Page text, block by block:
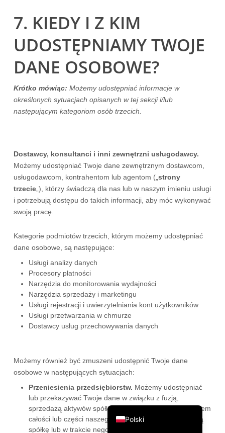
7. KIEDY I Z KIM
UDOSTĘPNIAMY TWOJE
DANE OSOBOWE?
Krótko mówiąc: Możemy udostępniać informacje w
określonych sytuacjach opisanych w tej sekcji i/lub
następującym kategoriom osób trzecich.
Dostawcy, konsultanci i inni zewnętrzni usługodawcy.
Możemy udostępniać Twoje dane zewnętrznym dostawcom,
usługodawcom, kontrahentom lub agentom („ strony
trzecie„), którzy świadczą dla nas lub w naszym imieniu usługi
i potrzebują dostępu do takich informacji, aby móc wykonywać
swoją pracę.
Kategorie podmiotów trzecich, którym możemy udostępniać
dane osobowe, są następujące:
Usługi analizy danych
Procesory płatności
Narzędzia do monitorowania wydajności
Narzędzia sprzedaży i marketingu
Usługi rejestracji i uwierzytelniania kont użytkowników
Usługi przetwarzania w chmurze
Dostawcy usług przechowywania danych
Możemy również być zmuszeni udostępnić Twoje dane
osobowe w następujących sytuacjach:
Przeniesienia przedsiębiorstw. Możemy udostępniać
lub przekazywać Twoje dane w związku z fuzją,
sprzedażą aktywów spółki, finansowaniem lub przejęciem
całości lub części naszego przedsiębiorstwa przez inną
spółkę lub w trakcie negocjacji takich transakcji.
Polski
English
简体中文
日本語
Français
Español
Deutsch
ไทย
Português do Brasil
العربية
हिन्दी
Bahasa Indonesia
Nederlands
Українська